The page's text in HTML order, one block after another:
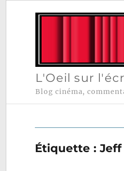
L'Oeil sur
Blog cinéma,
Étiquette :